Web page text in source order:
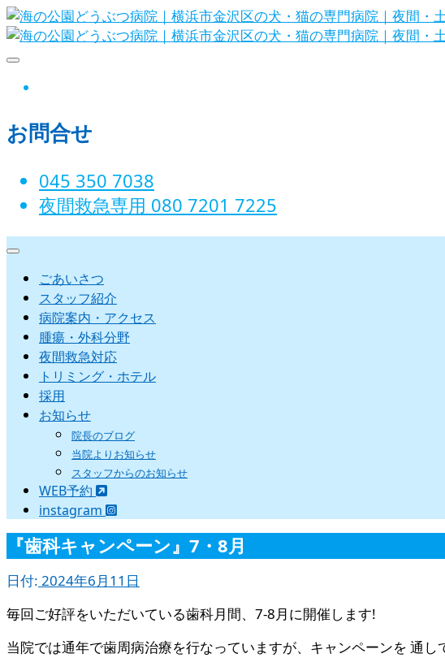
Skip
to
お問合せ
045 350 7038‬
夜間救急専用 080 7201 7225‬
ごあいさつ
スタッフ紹介
病院案内・アクセス
腫瘍・外科分野
夜間救急対応
トリミング・ホテル
採用
お知らせ
院長のブログ
当院よりお知らせ
スタッフからのお知らせ
WEB予約
instagram
『歯科キャンペーン』7・8月
日付: 2024年6月11日
毎回ご好評をいただいている歯科月間、7-8月に開催します!
当院では通年で歯周病治療を行なっていますが、キャンペーンを 通